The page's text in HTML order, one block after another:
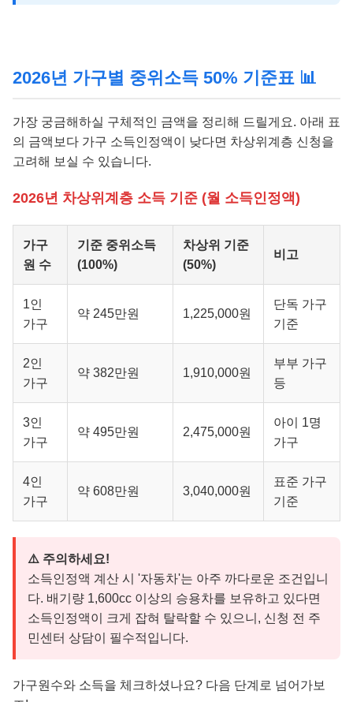
2026년 가구별 중위소득 50% 기준표 📊
가장 궁금해하실 구체적인 금액을 정리해 드릴게요. 아래 표
의 금액보다 가구 소득인정액이 낮다면 차상위계층 신청을
고려해 보실 수 있습니다.
2026년 차상위계층 소득 기준 (월 소득인정액)
가구
원 수
기준 중위소득
(100%)
차상위 기준
(50%)
비고
1인
가구
약 245만원 1,225,000원
단독 가구
기준
2인
가구
약 382만원 1,910,000원
부부 가구
등
3인
가구
약 495만원 2,475,000원
아이 1명
가구
4인
가구
약 608만원 3,040,000원
표준 가구
기준
⚠️ 주의하세요!
소득인정액 계산 시 '자동차'는 아주 까다로운 조건입니
다. 배기량 1,600cc 이상의 승용차를 보유하고 있다면
소득인정액이 크게 잡혀 탈락할 수 있으니, 신청 전 주
민센터 상담이 필수적입니다.
가구원수와 소득을 체크하셨나요? 다음 단계로 넘어가보